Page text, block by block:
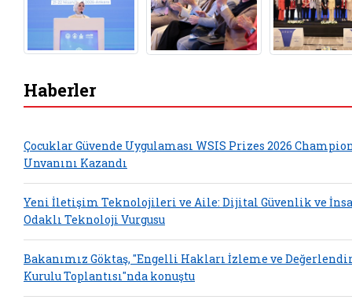
Haberler
Çocuklar Güvende Uygulaması WSIS Prizes 2026
Unvanını Kazandı
Yeni İletişim Teknolojileri ve Aile: Dijital Güvenlik ve
Odaklı Teknoloji Vurgusu
Bakanımız Göktaş, "Engelli Hakları İzleme ve
Kurulu Toplantısı"nda konuştu